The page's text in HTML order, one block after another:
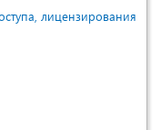
лицензирования